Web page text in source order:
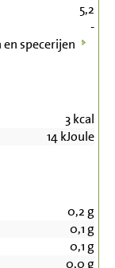
5,2
-
en specerijen
3kcal
14kJoule
0,2 g
0,1 g
0,1 g
0,0 g